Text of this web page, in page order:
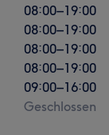
08:00–19:00
08:00–19:00
08:00–19:00
08:00–19:00
09:00–16:00
Geschlossen